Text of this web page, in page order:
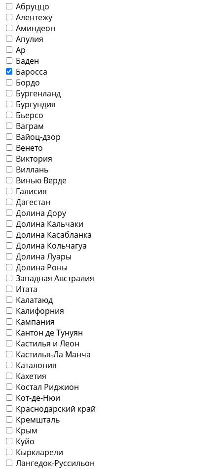
Абруццо
Алентежу
Аминдеон
Апулия
Ар
Баден
Баросса
Бордо
Бургенланд
Бургундия
Бьерсо
Ваграм
Вайоц-дзор
Венето
Виктория
Виллань
Винью Верде
Галисия
Дагестан
Долина Дору
Долина Кальчаки
Долина Касабланка
Долина Кольчагуа
Долина Луары
Долина Роны
Западная Австралия
Итата
Калатаюд
Калифорния
Кампания
Кантон де Тунуян
Кастилья и Леон
Кастилья-Ла Манча
Каталония
Кахетия
Костал Риджион
Кот-де-Нюи
Краснодарский край
Кремшталь
Крым
Куйо
Кыркларели
Лангедок-Руссильон